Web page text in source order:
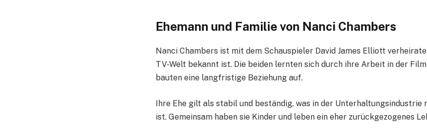
Ehemann und Familie von Nanci Chambers
Nanci Chambers ist mit dem Schauspieler David James Elliott
TV-Welt bekannt ist. Die beiden lernten sich durch ihre Arbeit in der
bauten eine langfristige Beziehung auf.
Ihre Ehe gilt als stabil und beständig, was in der
ist. Gemeinsam haben sie Kinder und leben ein eher zurückgezogenes